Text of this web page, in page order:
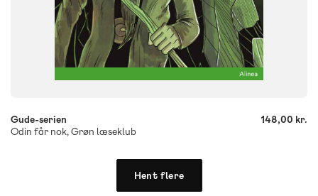
+
Gude-serien
Odin får nok, Grøn læseklub
148,00 kr.
Hent flere